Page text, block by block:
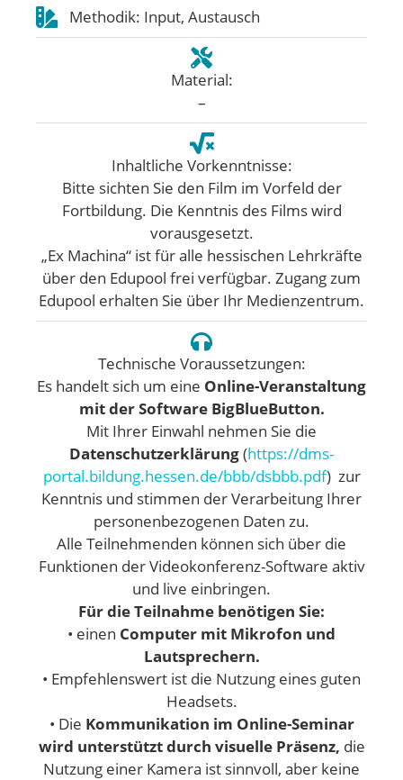
Methodik: Input, Austausch
Material:
–
Inhaltliche Vorkenntnisse:
Bitte sichten Sie den Film im Vorfeld der
Fortbildung. Die Kenntnis des Films wird
vorausgesetzt.
„Ex Machina“ ist für alle hessischen Lehrkräfte
über den Edupool frei verfügbar. Zugang zum
Edupool erhalten Sie über Ihr Medienzentrum.
Technische Voraussetzungen:
Es handelt sich um eine Online-Veranstaltung
mit der Software BigBlueButton.
Mit Ihrer Einwahl nehmen Sie die
Datenschutzerklärung(https://dms-
portal.bildung.hessen.de/bbb/dsbbb.pdf) zur
Kenntnis und stimmen der Verarbeitung Ihrer
personenbezogenen Daten zu.
Alle Teilnehmenden können sich über die
Funktionen der Videokonferenz-Software aktiv
und live einbringen.
Für die Teilnahme benötigen Sie:
• einen Computer mit Mikrofon und
Lautsprechern.
• Empfehlenswert ist die Nutzung eines guten
Headsets.
• Die Kommunikation im Online-Seminar
wird unterstützt durch visuelle Präsenz, die
Nutzung einer Kamera ist sinnvoll, aber keine